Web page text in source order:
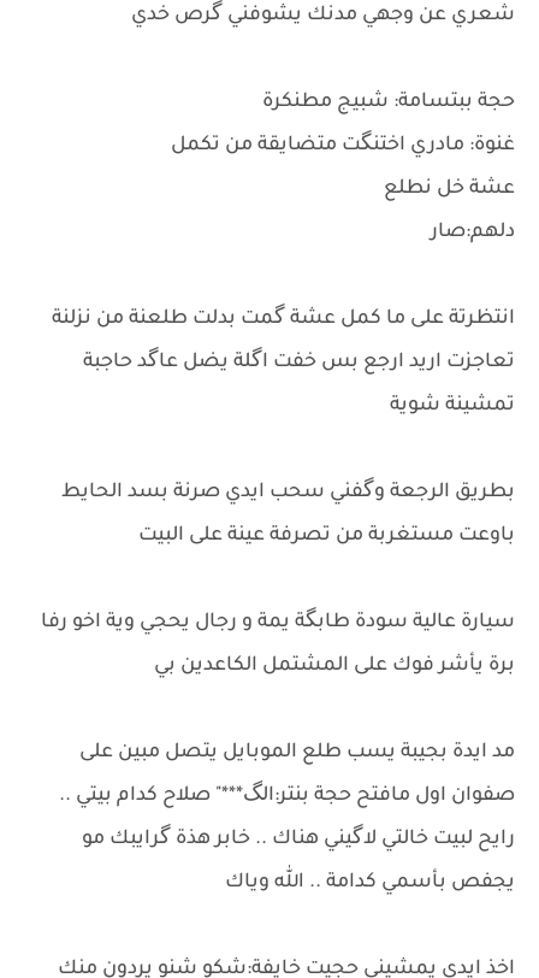
شعري عن وجهي مدنك يشوفني گرص خدي
حجة ببتسامة: شبيج مطنكرة
غنوة: مادري اختنگت متضايقة من تكمل
عشة خل نطلع
دلهم:صار
انتظرتة على ما كمل عشة گمت بدلت طلعنة من نزلنة
تعاجزت اريد ارجع بس خفت اگلة يضل عاگد حاجبة
تمشينة شوية
بطريق الرجعة وگفني سحب ايدي صرنة بسد الحايط
باوعت مستغربة من تصرفة عينة على البيت
سيارة عالية سودة طابگة يمة و رجال يحجي وية اخو رفا
برة يأشر فوك على المشتمل الكاعدين بي
مد ايدة بجيبة يسب طلع الموبايل يتصل مبين على
صفوان اول مافتح حجة بنتر:الگ***" صلاح كدام بيتي ..
رايح لبيت خالتي لاگيني هناك .. خابر هذة گرايبك مو
يجفص بأسمي كدامة .. الله وياك
اخذ ايدي يمشيني حجيت خايفة:شكو شنو يردون منك